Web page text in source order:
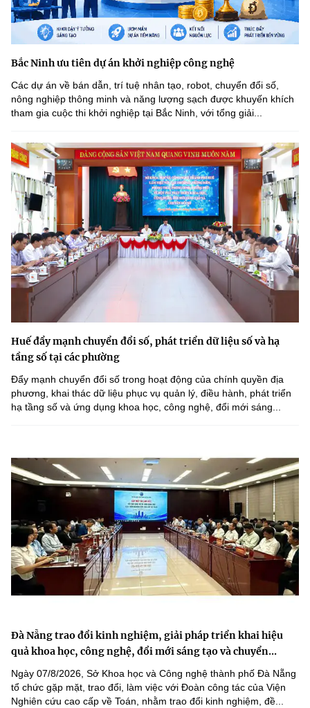
Bắc Ninh ưu tiên dự án khởi nghiệp công nghệ
Các dự án về bán dẫn, trí tuệ nhân tạo, robot, chuyển đổi số,
nông nghiệp thông minh và năng lượng sạch được khuyến khích
tham gia cuộc thi khởi nghiệp tại Bắc Ninh, với tổng giải...
Huế đẩy mạnh chuyển đổi số, phát triển dữ liệu số và hạ
tầng số tại các phường
Đẩy mạnh chuyển đổi số trong hoạt động của chính quyền địa
phương, khai thác dữ liệu phục vụ quản lý, điều hành, phát triển
hạ tầng số và ứng dụng khoa học, công nghệ, đổi mới sáng...
Đà Nẵng trao đổi kinh nghiệm, giải pháp triển khai hiệu
quả khoa học, công nghệ, đổi mới sáng tạo và chuyển...
Ngày 07/8/2026, Sở Khoa học và Công nghệ thành phố Đà Nẵng
tổ chức gặp mặt, trao đổi, làm việc với Đoàn công tác của Viện
Nghiên cứu cao cấp về Toán, nhằm trao đổi kinh nghiệm, đề...